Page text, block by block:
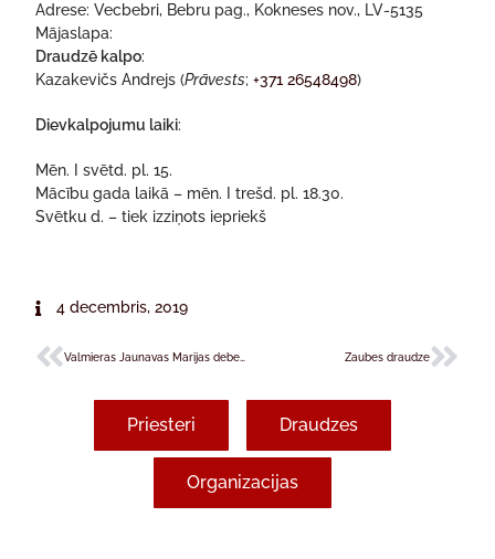
Adrese: Vecbebri, Bebru pag., Kokneses nov., LV-5135
Mājaslapa:
Draudzē kalpo:
Kazakevičs Andrejs (Prāvests;+371 26548498)
Dievkalpojumu laiki:
Mēn. I svētd. pl. 15.
Mācību gada laikā – mēn. I trešd. pl. 18.30.
Svētku d. – tiek izziņots iepriekš
4 decembris, 2019
Zaubes draudze
Priesteri Draudzes
Organizacijas